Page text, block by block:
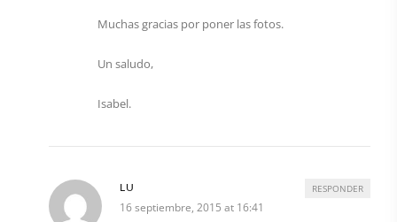
Muchas gracias por poner las fotos.
Un saludo,
Isabel.
LU
16 septiembre, 2015 at 16:41
RESPONDER